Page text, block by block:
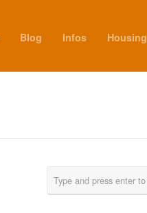
Blog Infos Housing